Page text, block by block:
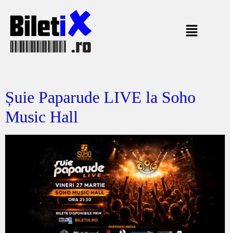
Șuie Paparude LIVE la Soho
Music Hall